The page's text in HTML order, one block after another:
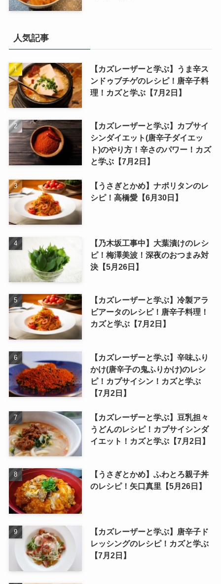
人気記事
【カズレーザーと学ぶ】うま辛ス
ンドゥブチゲのレシピ！唐辛子料
理！カズと学ぶ【7月2日】
【カズレーザーと学ぶ】カプサイ
シンダイエット(唐辛子ダイエッ
ト)のやり方！辛さのパワー！カズ
と学ぶ【7月2日】
【うさぎとかめ】ナポリタンのレ
シピ！高橋愛【6月30日】
【乃木坂工事中】大葉漬けのレシ
ピ！梅澤美波！深夜のおつまみ対
決【5月26日】
【カズレーザーと学ぶ】冷製アラ
ビアータのレシピ！唐辛子料理！
カズと学ぶ【7月2日】
【カズレーザーと学ぶ】辛味ふり
かけ(唐辛子の鬼ふりかけ)のレシ
ピ！カプサイシン！カズと学ぶ
【7月2日】
【カズレーザーと学ぶ】豆乳担々
うどんのレシピ！カプサイシンダ
イエット！カズと学ぶ【7月2日】
【うさぎとかめ】ふわとろ親子丼
のレシピ！矢口真里【5月26日】
【カズレーザーと学ぶ】唐辛子ド
レッシングのレシピ！カズと学ぶ
【7月2日】